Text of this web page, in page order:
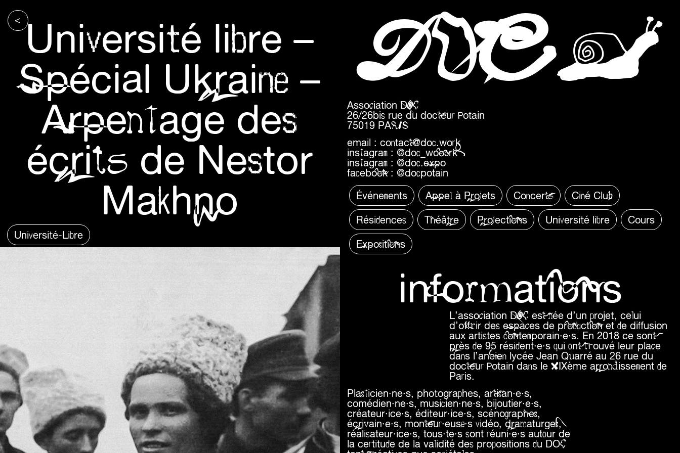
< Université libre –
Spécial Ukraine –
Arpentage des
écrits de Nestor
Makhno
Université-Libre
DOCO
Association DOC
26/26bis rue du docteur Potain
75019 PARIS
email : contact@doc.work
instagram : @doc_wooork
instagram : @doc.expo
facebook : @docpotain
Événements
Appel à Projets Concerts Ciné Club
Résidences Théâtre Projections Université libre Cours
Expositions
informations
L’association DOC est née d’un projet, celui
d’offrir des espaces de production et de diffusion
aux artistes contemporain·e·s. En 2018 ce sont
près de 95 résident·e·s qui ont trouvé leur place
dans l’ancien lycée Jean Quarré au 26 rue du
docteur Potain dans le XIXème arrondissement de
Paris.
Plasticien·ne·s, photographes, artisan·e·s,
comédien·ne·s, musicien·ne·s, bijoutier·e·s,
créateur·ice·s, éditeur·ice·s, scénographes,
écrivain·e·s, monteur·euse·s vidéo, dramaturges,
réalisateur·ice·s, tous·te·s sont réuni·e·s autour de
la certitude de la validité des propositions du DOC